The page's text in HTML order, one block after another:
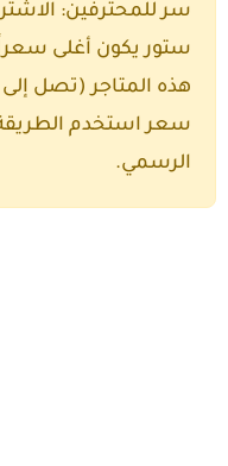
سر للمحترفين:
ستور يكون أغلى سعراً
سعر استخدم الطريقة
الرسمي.